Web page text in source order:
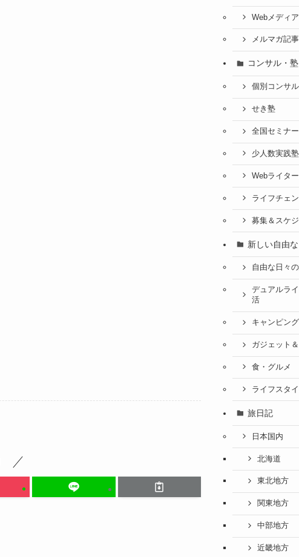
Webメディ
メルマガ記事
コンサル・
個別コンサ
せき塾
全国セミナ
少人数実践
Webライタ
ライフチェ
募集＆スケ
新しい自由
自由な日々
デュアルラ
活
キャンピン
ガジェット
食・グルメ
ライフスタ
旅日記
日本国内
北海道
東北地方
関東地方
中部地方
近畿地方